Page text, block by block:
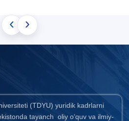
‹ ›
(TDYU) yuridik kadrlarni
tayanch oliy o‘quv va ilmiy-